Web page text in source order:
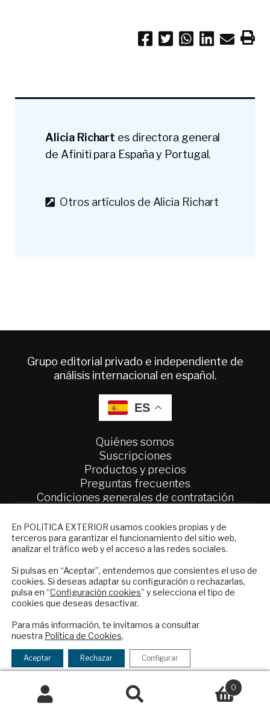
Alicia Richart es directora general
de Afiniti para España y Portugal.
Otros artículos de Alicia Richart
Grupo editorial privado e independiente de
análisis internacional en español.
ES
Quiénes somos
Suscripciones
Productos y precios
Preguntas frecuentes
Condiciones generales de contratación
Colaboraciones
Publicidad
Contacto
Política Exterior
Informe Semanal de Política Exterior
Afkar/Ideas
© 2026 - Fundación Análisis de Política
Exterior. Todos los derechos reservados
Legal
Política de Privacidad y de Cookies
Buscar
0
En POLíTICA EXTERIOR usamos cookies propias y de
terceros para garantizar el funcionamiento del sitio web,
analizar el tráfico web y el acceso a las redes sociales.
Si pulsas en “Aceptar”, entendemos que consientes el uso de
cookies. Si deseas adaptar su configuración o rechazarlas,
pulsa en “Configuración cookies” y selecciona el tipo de
cookies que deseas desactivar.
Para más información, te invitamos a consultar
nuestra Política de Cookies.
Aceptar Rechazar Configurar
NEWSLETTER
Suscríbase a nuestro boletín electrónico y
reciba en su correo el mejor análisis
internacional en español.
Checkbox
acepto
la
política
de
política de privacidad